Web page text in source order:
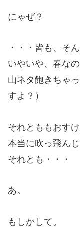
にゃぜ？
・・・皆も、そ
いやいや、春な
山ネタ飽きちゃ
すよ？）
それとももおす
本当に吹っ飛ん
それとも・・・
あ。
もしかして。